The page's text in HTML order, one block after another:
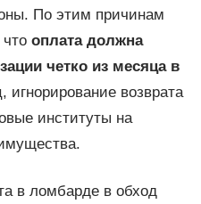
По этим причинам
оплата должна
четко из месяца в
игнорирование возврата
институты на
в ломбарде в обход